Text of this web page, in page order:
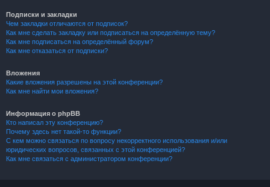
Подписки и закладки
Чем закладки отличаются от подписок?
Как мне сделать закладку или подписаться на определённую тему?
Как мне подписаться на определённый форум?
Как мне отказаться от подписки?
Вложения
Какие вложения разрешены на этой конференции?
Как мне найти мои вложения?
Информация о phpBB
Кто написал эту конференцию?
Почему здесь нет такой-то функции?
С кем можно связаться по вопросу некорректного использования и/или
юридических вопросов, связанных с этой конференцией?
Как мне связаться с администратором конференции?